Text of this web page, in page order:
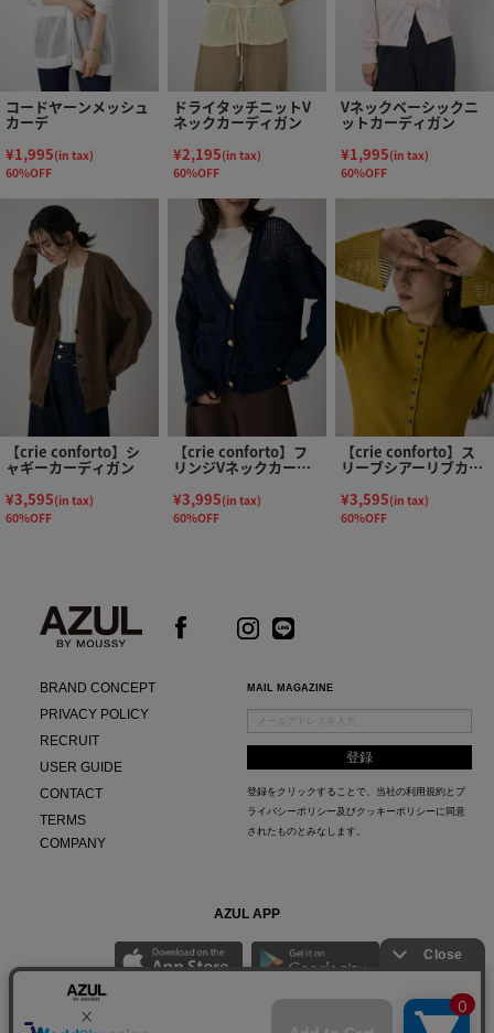
コードヤーンメッシュ
カーデ
¥1,995(in tax)
60%OFF
ドライタッチニットV
ネックカーディガン
¥2,195(in tax)
60%OFF
Vネックベーシックニ
ットカーディガン
¥1,995(in tax)
60%OFF
【crie conforto】シ
ャギーカーディガン
¥3,595(in tax)
60%OFF
【crie conforto】フ
リンジVネックカーデ
¥3,995(in tax)
60%OFF
【crie conforto】ス
リーブシアーリブカー
ディガン
¥3,595(in tax)
60%OFF
BRAND CONCEPT
PRIVACY POLICY
RECRUIT
USER GUIDE
CONTACT
TERMS
COMPANY
MAIL MAGAZINE
登録をクリックすることで、当社の利用規約と プ
ライバシーポリシー及びクッキーポリシー に同意
されたものとみなします。
AZUL APP
最新ニュースやスタイリング紹介までAZUL BY MOUSSYのお得な情報がいち早くチェック